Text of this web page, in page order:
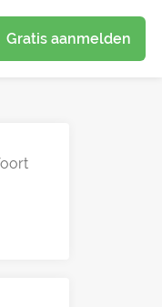
Gratis aanmelden